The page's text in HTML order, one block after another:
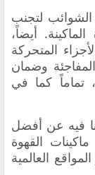
الشوائب لتجنب
أيضاً،
المتحركة
وضمان
تماماً كما في
فيه عن أفضل
القهوة
العالمية